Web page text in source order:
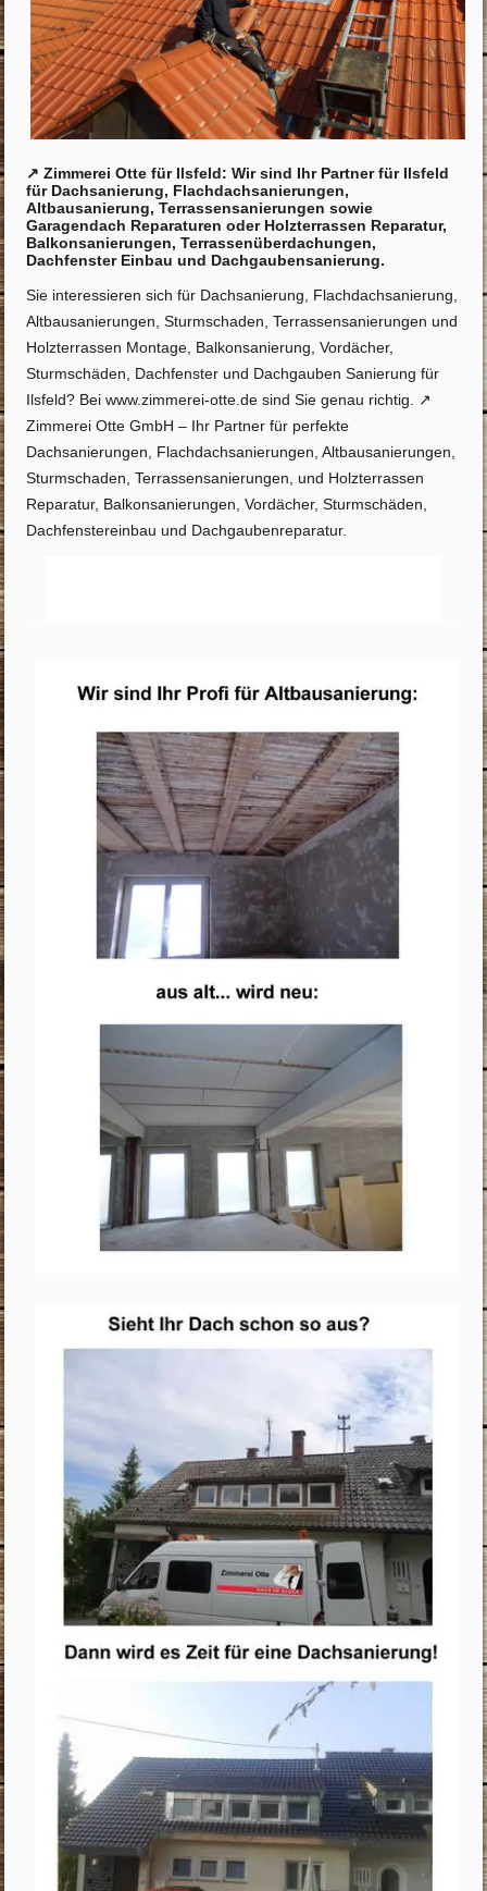
↗️ Zimmerei Otte für Ilsfeld: Wir sind Ihr Partner für Ilsfeld
für Dachsanierung, Flachdachsanierungen,
Altbausanierung, Terrassensanierungen sowie
Garagendach Reparaturen oder Holzterrassen Reparatur,
Balkonsanierungen, Terrassenüberdachungen,
Dachfenster Einbau und Dachgaubensanierung.
Sie interessieren sich für Dachsanierung, Flachdachsanierung,
Altbausanierungen, Sturmschaden, Terrassensanierungen und
Holzterrassen Montage, Balkonsanierung, Vordächer,
Sturmschäden, Dachfenster und Dachgauben Sanierung für
Ilsfeld? Bei www.zimmerei-otte.de sind Sie genau richtig. ↗️
Zimmerei Otte GmbH – Ihr Partner für perfekte
Dachsanierungen, Flachdachsanierungen, Altbausanierungen,
Sturmschaden, Terrassensanierungen, und Holzterrassen
Reparatur, Balkonsanierungen, Vordächer, Sturmschäden,
Dachfenstereinbau und Dachgaubenreparatur.